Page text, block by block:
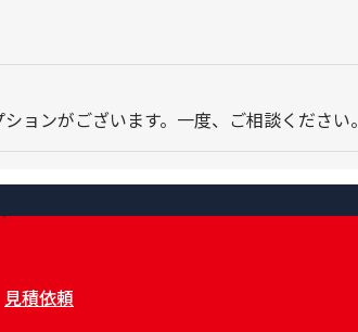
ョンがございます。一度、ご相談ください。
見積依頼